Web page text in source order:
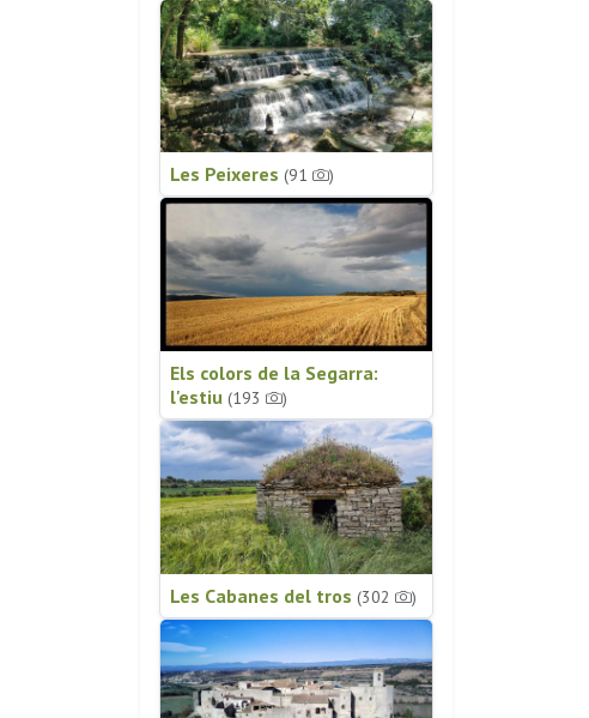
Les Peixeres (91 )
Els colors de la Segarra:
l'estiu (193 )
Les Cabanes del tros (302 )